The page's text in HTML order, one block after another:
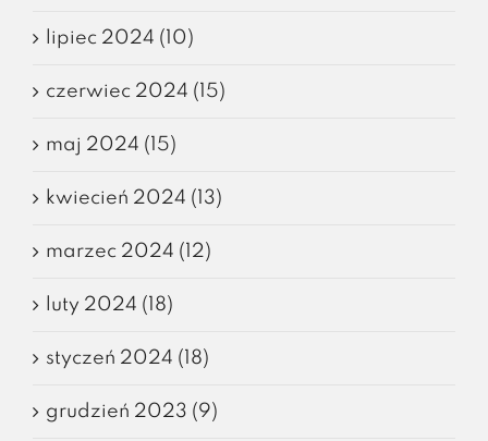
lipiec 2024 (10)
czerwiec 2024 (15)
maj 2024 (15)
kwiecień 2024 (13)
marzec 2024 (12)
luty 2024 (18)
styczeń 2024 (18)
grudzień 2023 (9)